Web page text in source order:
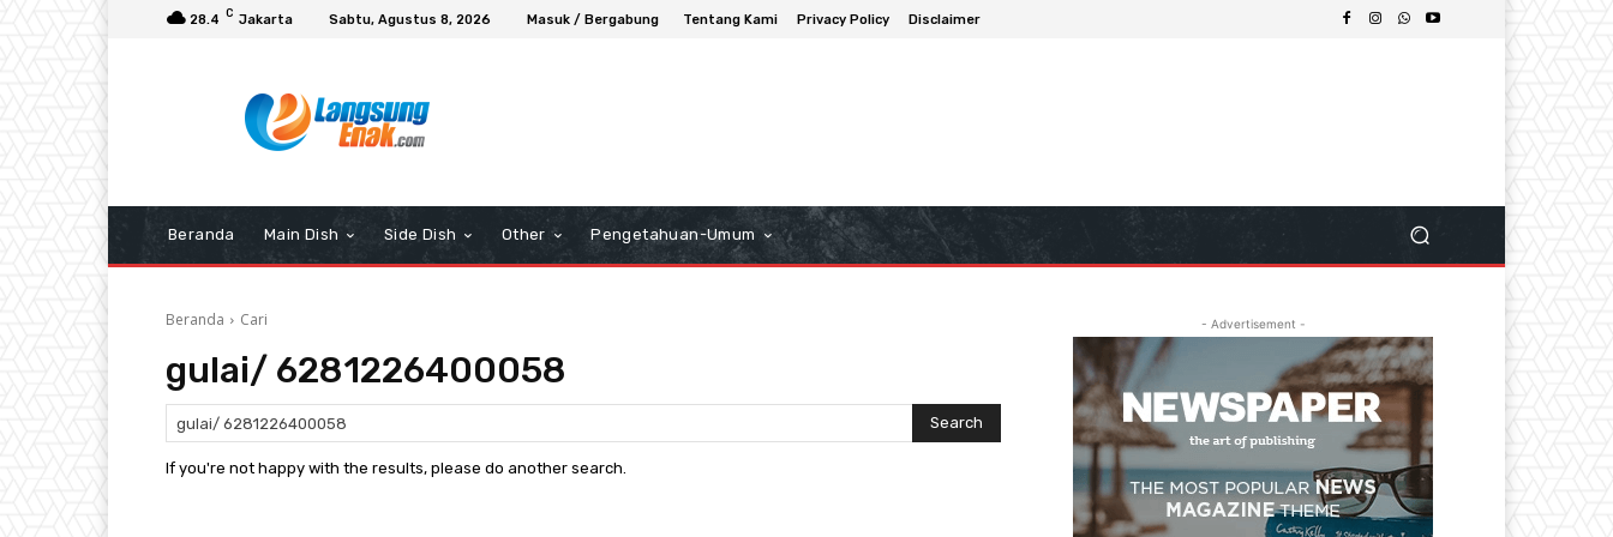
28.4 C Jakarta Sabtu, Agustus 8, 2026 Masuk / Bergabung Tentang Kami Privacy Policy Disclaimer
Beranda Main Dish Side Dish Other Pengetahuan-Umum
Beranda Cari
gulai/ 6281226400058
Search
If you're not happy with the results, please do another search.
- Advertisement -